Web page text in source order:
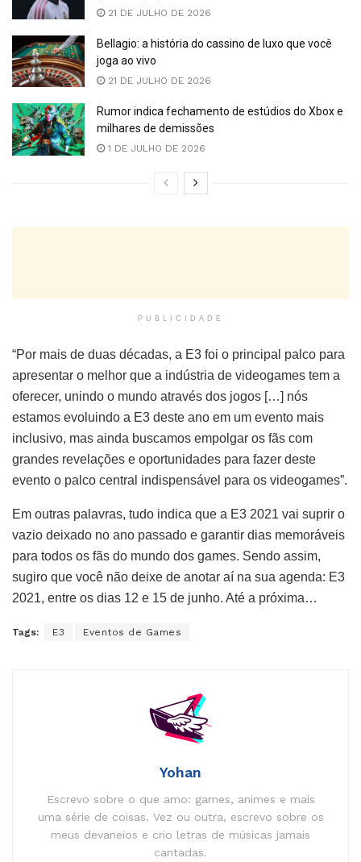
21 DE JULHO DE 2026
Bellagio: a história do cassino de luxo que você
joga ao vivo
21 DE JULHO DE 2026
Rumor indica fechamento de estúdios do Xbox e
milhares de demissões
1 DE JULHO DE 2026
PUBLICIDADE
“Por mais de duas décadas, a E3 foi o principal palco para
apresentar o melhor que a indústria de videogames tem a
oferecer, unindo o mundo através dos jogos […] nós
estamos evoluindo a E3 deste ano em um evento mais
inclusivo, mas ainda buscamos empolgar os fãs com
grandes revelações e oportunidades para fazer deste
evento o palco central indispensável para os videogames”.
Em outras palavras, tudo indica que a E3 2021 vai suprir o
vazio deixado no ano passado e garantir dias memoráveis
para todos os fãs do mundo dos games. Sendo assim,
sugiro que você não deixe de anotar aí na sua agenda: E3
2021, entre os dias 12 e 15 de junho. Até a próxima…
Tags: E3 Eventos de Games
Yohan
Escrevo sobre o que amo: games, animes e mais
uma série de coisas. Vez ou outra, escrevo sobre os
meus devaneios e crio letras de músicas jamais
cantadas.